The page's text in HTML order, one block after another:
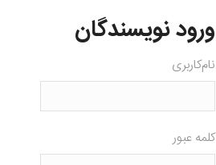
ورود نویسندگان
نام‌کاربری
کلمه عبور